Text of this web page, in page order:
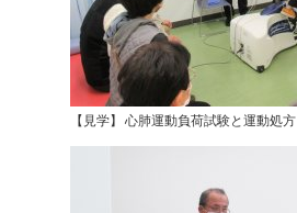
【見学】 心肺運動負荷試験と運動処方